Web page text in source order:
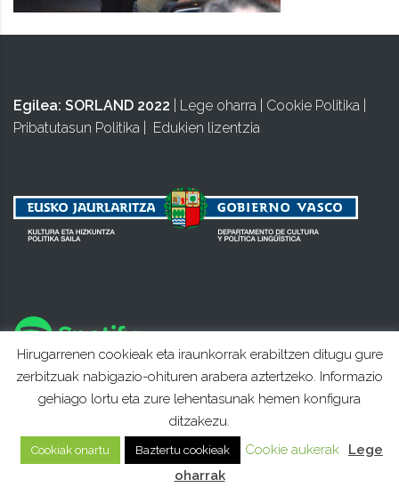
Egilea: SORLAND 2022 Lege oharra Cookie Politika
Pribatutasun Politika
Edukien lizentzia
Hirugarrenen cookieak eta iraunkorrak erabiltzen ditugu gure
zerbitzuak nabigazio-ohituren arabera aztertzeko. Informazio
gehiago lortu eta zure lehentasunak hemen konfigura
ditzakezu.
Cookiak onartu Baztertu cookieak Cookie aukerak
Lege
oharrak